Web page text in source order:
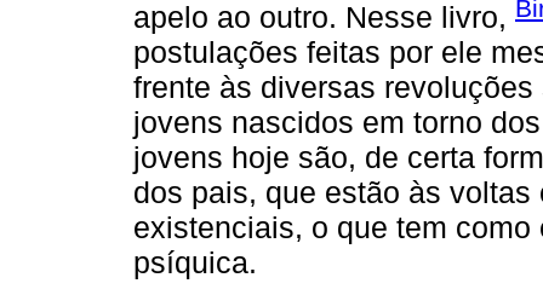
apelo ao outro. Nesse livro,
postulações feitas por ele
frente às diversas
jovens nascidos em torno
jovens hoje são, de certa
dos pais, que estão às
existenciais, o que tem
psíquica.